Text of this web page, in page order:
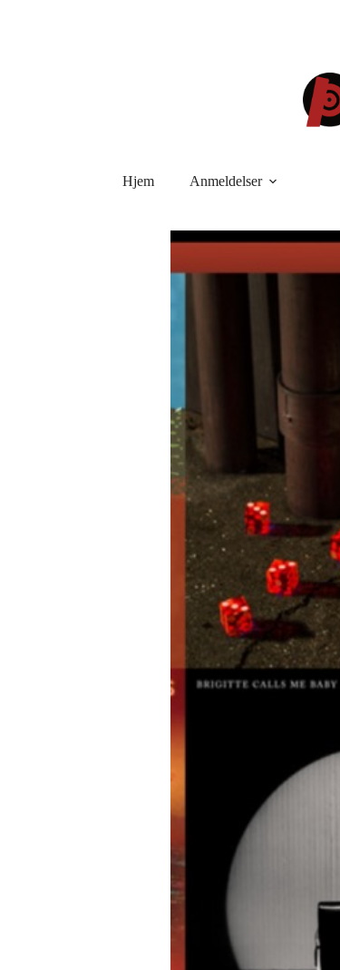
Hjem Anmeldelser